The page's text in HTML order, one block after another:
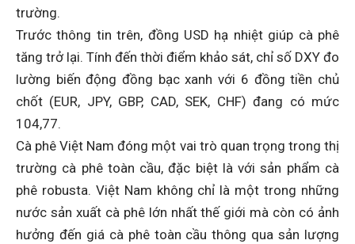
trường.
Trước thông tin trên, đồng USD hạ nhiệt giúp cà phê
tăng trở lại. Tính đến thời điểm khảo sát, chỉ số DXY đo
lường biến động đồng bạc xanh với 6 đồng tiền chủ
chốt (EUR, JPY, GBP, CAD, SEK, CHF) đang có mức
104,77.
Cà phê Việt Nam đóng một vai trò quan trọng trong thị
trường cà phê toàn cầu, đặc biệt là với sản phẩm cà
phê robusta. Việt Nam không chỉ là một trong những
nước sản xuất cà phê lớn nhất thế giới mà còn có ảnh
hưởng đến giá cà phê toàn cầu thông qua sản lượng